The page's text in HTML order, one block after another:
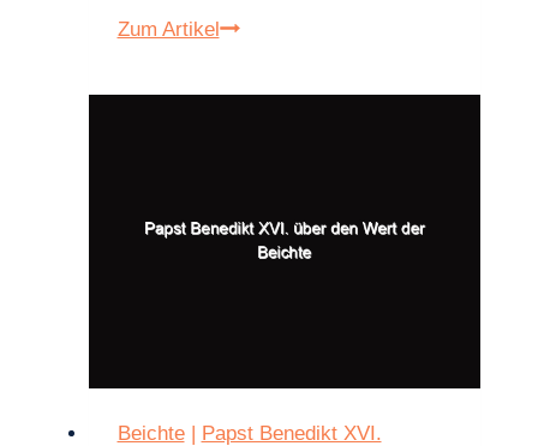
Zum ArtikelDie
der
Beichte| Papst Benedikt XVI.